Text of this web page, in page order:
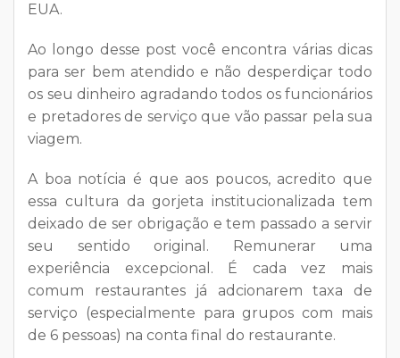
EUA.
Ao longo desse post você encontra várias dicas
para ser bem atendido e não desperdiçar todo
os seu dinheiro agradando todos os funcionários
e pretadores de serviço que vão passar pela sua
viagem.
A boa notícia é que aos poucos, acredito que
essa cultura da gorjeta institucionalizada tem
deixado de ser obrigação e tem passado a servir
seu sentido original. Remunerar uma
experiência excepcional. É cada vez mais
comum restaurantes já adcionarem taxa de
serviço (especialmente para grupos com mais
de 6 pessoas) na conta final do restaurante.